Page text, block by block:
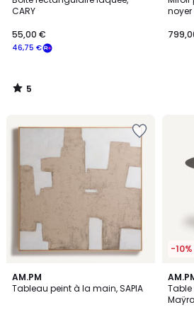
CARY
46,75 €
55,00 €
5
5
/
noyer
AM.PM
Tableau peint à la main, SAPIA
5
/
-10%
Maÿra
5
/
5